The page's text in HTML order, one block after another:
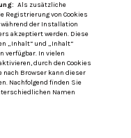
Als zusätzliche
Registrierung von Cookies
der Installation
akzeptiert werden. Diese
„Inhalt“ und „Inhalt“
verfügbar. In vielen
durch den Cookies
nach Browser kann dieser
Nachfolgend finden Sie
Namen